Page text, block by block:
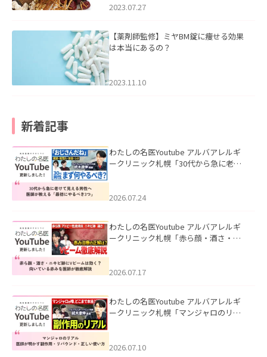
2023.07.27
【薬剤師監修】ミヤBM錠に痩せる効果
は本当にあるの？
2023.11.10
新着記事
わたしの名医Youtube アルバアレルギ
ークリニック札幌「30代から急に老け
た。
2026.07.24
わたしの名医Youtube アルバアレルギ
ークリニック札幌「赤ら顔・酒さ・ニ
した。
2026.07.17
わたしの名医Youtube アルバアレルギ
ークリニック札幌「マンジャロのリア
た。
2026.07.10